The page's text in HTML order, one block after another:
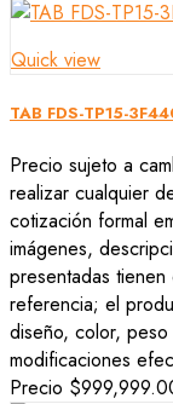
Quick view
TAB FDS-TP15-
Precio sujeto a
realizar cualquier
cotización formal
imágenes,
presentadas
referencia; el
diseño, color,
modificaciones
Precio